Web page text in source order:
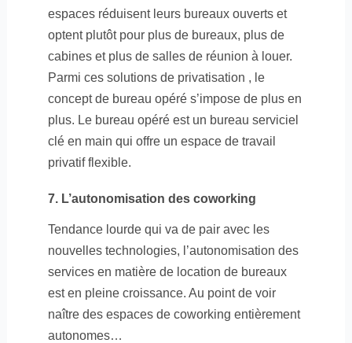
espaces réduisent leurs bureaux ouverts et
optent plutôt pour plus de bureaux, plus de
cabines et plus de salles de réunion à louer.
Parmi ces solutions de privatisation , le
concept de bureau opéré s’impose de plus en
plus. Le bureau opéré est un bureau serviciel
clé en main qui offre un espace de travail
privatif flexible.
7. L’autonomisation des coworking
Tendance lourde qui va de pair avec les
nouvelles technologies, l’autonomisation des
services en matière de location de bureaux
est en pleine croissance. Au point de voir
naître des espaces de coworking entièrement
autonomes…